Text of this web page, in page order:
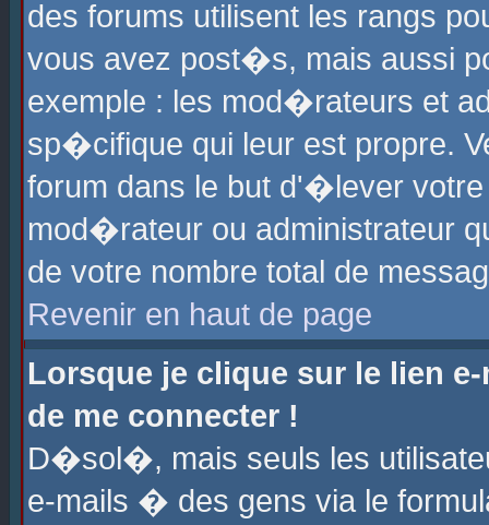
des forums utilisent les rangs
vous avez post�s, mais aussi
exemple : les mod�rateurs et
sp�cifique qui leur est propre.
forum dans le but d'�lever
mod�rateur ou administrateur
de votre nombre total de
Revenir en haut de page
Lorsque je clique sur le lien
de me connecter !
D�sol�, mais seuls les
e-mails � des gens via le